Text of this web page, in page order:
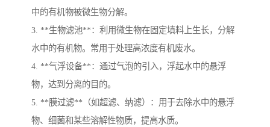
中的有机物被微生物分解。
3. **生物滤池**：利用微生物在固定填料上生长，分解
水中的有机物。常用于处理高浓度有机废水。
4. **气浮设备**：通过气泡的引入，浮起水中的悬浮
物，达到分离的目的。
5. **膜过滤**（如超滤、纳滤）：用于去除水中的悬浮
物、细菌和某些溶解性物质，提高水质。